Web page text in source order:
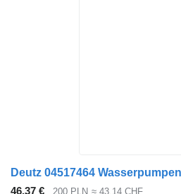
Deutz 04517464
46,37 €
200 PLN ≈ 43,14 CHF